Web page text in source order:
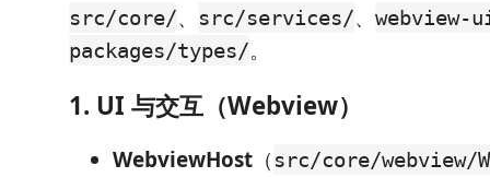
src/core/、 src/services/、 webview-
packages/types/。
1. UI 与交互（Webview）
WebviewHost （ src/core/webview/